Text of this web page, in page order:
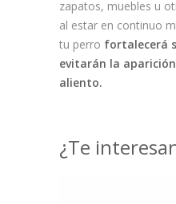
zapatos, muebles u
al estar en continuo
tu perro fortalecerá
evitarán la
aliento.
¿Te